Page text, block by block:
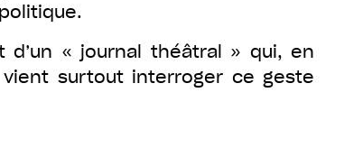
« journal théâtral » qui, en
vient surtout interroger ce geste